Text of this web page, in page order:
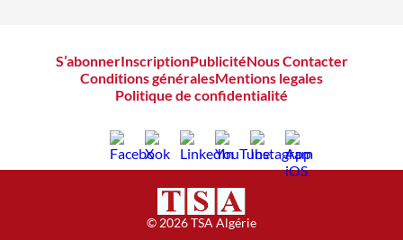
S’abonnerInscriptionPublicitéNous Contacter
Conditions généralesMentions legales
Politique de confidentialité
© 2026 TSA Algérie